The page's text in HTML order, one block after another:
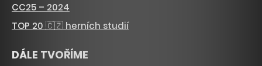
CC25 – 2024
TOP 20 🇨🇿 herních studií
DÁLE TVOŘÍME